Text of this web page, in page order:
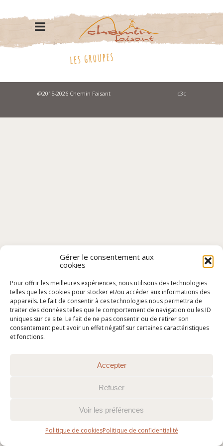
Gérer le consentement aux
cookies
Pour offrir les meilleures expériences, nous utilisons des technologies
telles que les cookies pour stocker et/ou accéder aux informations des
appareils. Le fait de consentir à ces technologies nous permettra de
traiter des données telles que le comportement de navigation ou les ID
uniques sur ce site. Le fait de ne pas consentir ou de retirer son
consentement peut avoir un effet négatif sur certaines caractéristiques
et fonctions.
Accepter
Refuser
Voir les préférences
Politique de cookiesPolitique de confidentialité
@2015-2026 Chemin Faisant c3c